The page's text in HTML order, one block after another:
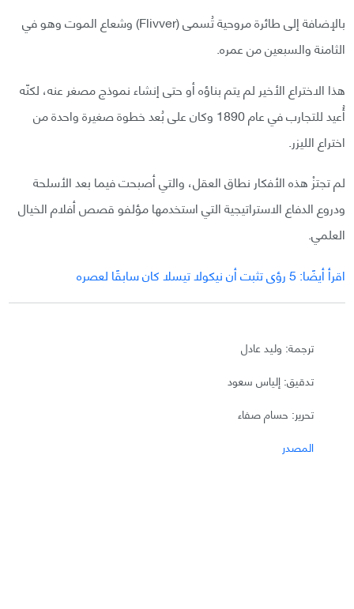
بالإضافة إلى طائرة مروحية تُسمى (Flivver) وشعاع الموت وهو في
الثامنة والسبعين من عمره.
هذا الاختراع الأخير لم يتم بناؤه أو حتى إنشاء نموذج مصغر عنه، لكنّه
أُعيد للتجارب في عام 1890 وكان على بُعد خطوة صغيرة واحدة من
اختراع الليزر.
لم تجتزْ هذه الأفكار نطاق العقل، والتي أصبحت فيما بعد الأسلحة
ودروع الدفاع الاستراتيجية التي استخدمها مؤلفو قصص أفلام الخيال
العلمي.
اقرأ أيضًا: 5 رؤى تثبت أن نيكولا تيسلا كان سابقًا لعصره
ترجمة: وليد عادل
تدقيق: إلياس سعود
تحرير: حسام صفاء
المصدر